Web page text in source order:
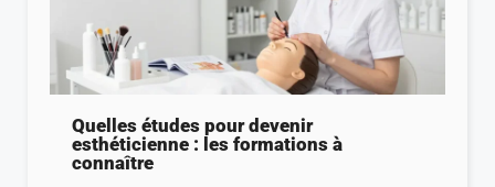
Quelles études pour devenir
esthéticienne : les formations à
connaître